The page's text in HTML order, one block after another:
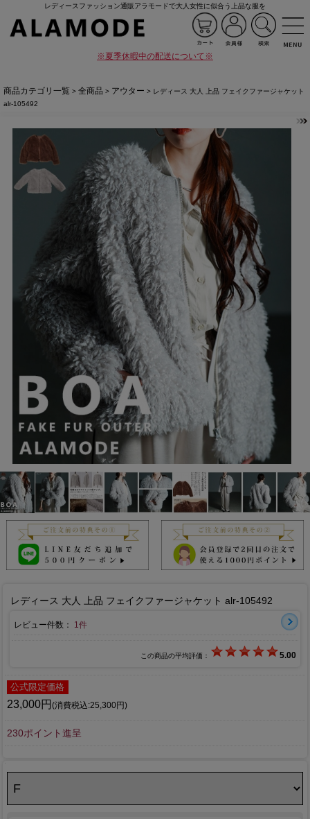
レディースファッション通販アラモードで大人女性に似合う上品な服を
※夏季休暇中の配送について※
商品カテゴリ一覧 > 全商品 > アウター > レディース 大人 上品 フェイクファージャケット
alr-105492
レディース 大人 上品 フェイクファージャケット alr-105492
レビュー件数： 1件
この商品の平均評価： 5.00
公式限定価格
23,000円 (消費税込:25,300円)
230ポイント進呈